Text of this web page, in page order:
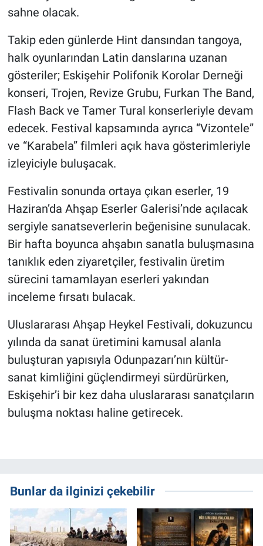
sahne olacak.
Takip eden günlerde Hint dansından tangoya,
halk oyunlarından Latin danslarına uzanan
gösteriler; Eskişehir Polifonik Korolar Derneği
konseri, Trojen, Revize Grubu, Furkan The Band,
Flash Back ve Tamer Tural konserleriyle devam
edecek. Festival kapsamında ayrıca “Vizontele”
ve “Karabela” filmleri açık hava gösterimleriyle
izleyiciyle buluşacak.
Festivalin sonunda ortaya çıkan eserler, 19
Haziran’da Ahşap Eserler Galerisi’nde açılacak
sergiyle sanatseverlerin beğenisine sunulacak.
Bir hafta boyunca ahşabın sanatla buluşmasına
tanıklık eden ziyaretçiler, festivalin üretim
sürecini tamamlayan eserleri yakından
inceleme fırsatı bulacak.
Uluslararası Ahşap Heykel Festivali, dokuzuncu
yılında da sanat üretimini kamusal alanla
buluşturan yapısıyla Odunpazarı’nın kültür-
sanat kimliğini güçlendirmeyi sürdürürken,
Eskişehir’i bir kez daha uluslararası sanatçıların
buluşma noktası haline getirecek.
Bunlar da ilginizi çekebilir